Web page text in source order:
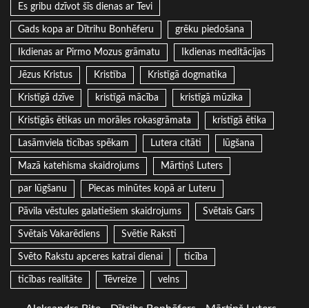
Es gribu dzīvot šīs dienas ar Tevi
Gads kopa ar Dītrihu Bonhēferu grēku piedošana
Ikdienas ar Pirmo Mozus grāmatu Ikdienas meditācijas
Jēzus Kristus Kristība Kristīgā dogmatika
Kristīgā dzīve kristīgā mācība kristīgā mūzika
Kristīgās ētikas un morāles rokasgrāmata kristīgā ētika
Lasāmviela ticības spēkam Lutera citāti lūgšana
Mazā katehisma skaidrojums Mārtiņš Luters
par lūgšanu Piecas minūtes kopā ar Luteru
Pāvila vēstules galatiešiem skaidrojums Svētais Gars
Svētais Vakarēdiens Svētie Raksti
Svēto Rakstu apceres katrai dienai ticība
ticības realitāte Tēvreize velns